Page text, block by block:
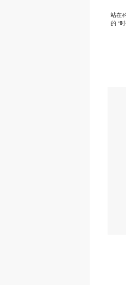
站在
的 “时